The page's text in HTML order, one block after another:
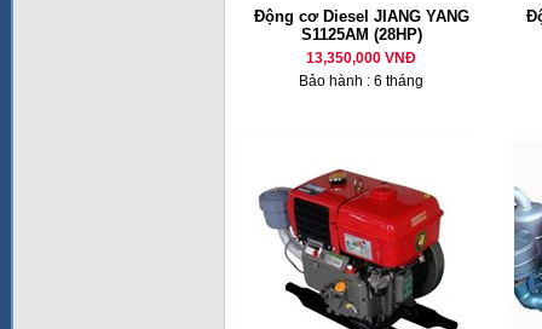
Động cơ Diesel JIANG YANG
S1125AM (28HP)
13,350,000 VNĐ
Bảo hành : 6 tháng